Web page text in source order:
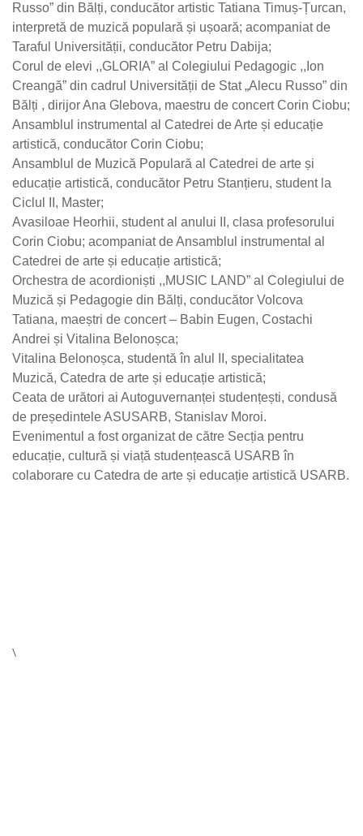
Russo” din Bălți, conducător artistic Tatiana Timuș-Țurcan,
interpretă de muzică populară și ușoară; acompaniat de
Taraful Universității, conducător Petru Dabija;
Corul de elevi ,,GLORIA” al Colegiului Pedagogic ,,Ion
Creangă” din cadrul Universității de Stat „Alecu Russo” din
Bălți , dirijor Ana Glebova, maestru de concert Corin Ciobu;
Ansamblul instrumental al Catedrei de Arte și educație
artistică, conducător Corin Ciobu;
Ansamblul de Muzică Populară al Catedrei de arte și
educație artistică, conducător Petru Stanțieru, student la
Ciclul II, Master;
Avasiloae Heorhii, student al anului II, clasa profesorului
Corin Ciobu; acompaniat de Ansamblul instrumental al
Catedrei de arte și educație artistică;
Orchestra de acordioniști ,,MUSIC LAND” al Colegiului de
Muzică și Pedagogie din Bălți, conducător Volcova
Tatiana, maeștri de concert – Babin Eugen, Costachi
Andrei și Vitalina Belonoșca;
Vitalina Belonoșca, studentă în alul II, specialitatea
Muzică, Catedra de arte și educație artistică;
Ceata de urători ai Autoguvernanței studențești, condusă
de președintele ASUSARB, Stanislav Moroi.
Evenimentul a fost organizat de către Secția pentru
educație, cultură și viață studențească USARB în
colaborare cu Catedra de arte și educație artistică USARB.
\